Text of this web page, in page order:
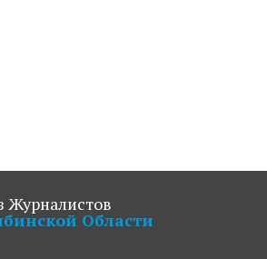
Журналистов
Области